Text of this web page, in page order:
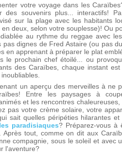
votre voyage dans les
des souvenirs plus... interactifs!
sur la plage avec les habitants
deux, selon votre souplesse)! Ou
au rythme du reggae avec
dignes de Fred Astaire (ou pas
en apprenant à préparer le plat
le prochain chef étoilé... ou
des Caraïbes, chaque instant
un aperçu des merveilles à ne
Entre les paysages à
et les rencontres
pas votre crème solaire, votre
sait quelles péripéties hilarantes
paradisiaques? Préparez-vous à
Après tout, comme on dit aux
compagnie, sous le soleil et avec
l'aventure?